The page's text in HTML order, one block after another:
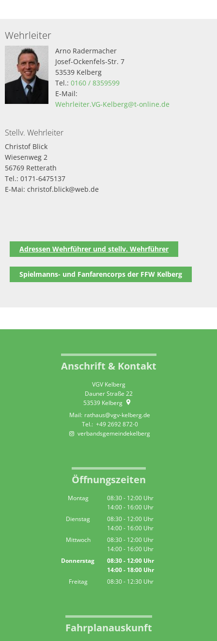
Wehrleiter
Arno Radermacher
Josef-Ockenfels-Str. 7
53539 Kelberg
Tel.: 0160 / 8359599
E-Mail:
Wehrleiter.VG-Kelberg@t-online.de
Stellv. Wehrleiter
Christof Blick
Wiesenweg 2
56769 Retterath
Tel.: 0171-6475137
E-Mai: christof.blick@web.de
Adressen Wehrführer und stellv. Wehrführer
Spielmanns- und Fanfarencorps der FFW Kelberg
Anschrift & Kontakt
VGV Kelberg
Dauner Straße 22
53539 Kelberg
rathaus@vgv-kelberg.de
+49 2692 872-0
verbandsgemeindekelberg
Öffnungszeiten
Montag 08:30- 12:00 Uhr
Von 08:30 bis 12:00 Uhr
14:00- 16:00 Uhr
Von 14:00 bis 16:00 Uhr
Dienstag 08:30- 12:00 Uhr
Von 08:30 bis 12:00 Uhr
14:00- 16:00 Uhr
Von 14:00 bis 16:00 Uhr
Mittwoch 08:30- 12:00 Uhr
Von 08:30 bis 12:00 Uhr
14:00- 16:00 Uhr
Von 14:00 bis 16:00 Uhr
Donnerstag 08:30- 12:00Uhr
Von 08:30 bis 12:00 Uhr
14:00- 18:00Uhr
Von 14:00 bis 18:00 Uhr
Freitag 08:30- 12:30 Uhr
Fahrplanauskunft